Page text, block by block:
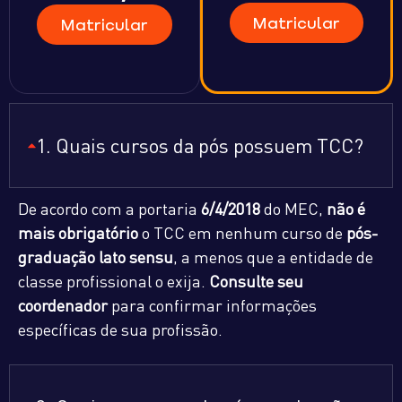
Matricular Matricular
1. Quais cursos da pós possuem TCC?
De acordo com a portaria 6/4/2018do MEC, não é
mais obrigatórioo TCC em nenhum curso de pós-
graduação lato sensu, a menos que a entidade de
classe profissional o exija. Consulte seu
coordenadorpara confirmar informações
específicas de sua profissão.